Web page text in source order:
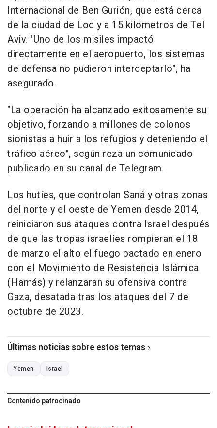
Internacional de Ben Gurión, que está cerca
de la ciudad de Lod y a 15 kilómetros de Tel
Aviv. "Uno de los misiles impactó
directamente en el aeropuerto, los sistemas
de defensa no pudieron interceptarlo", ha
asegurado.
"La operación ha alcanzado exitosamente su
objetivo, forzando a millones de colonos
sionistas a huir a los refugios y deteniendo el
tráfico aéreo", según reza un comunicado
publicado en su canal de Telegram.
Los hutíes, que controlan Saná y otras zonas
del norte y el oeste de Yemen desde 2014,
reiniciaron sus ataques contra Israel después
de que las tropas israelíes rompieran el 18
de marzo el alto el fuego pactado en enero
con el Movimiento de Resistencia Islámica
(Hamás) y relanzaran su ofensiva contra
Gaza, desatada tras los ataques del 7 de
octubre de 2023.
Últimas noticias sobre estos temas
Yemen Israel
Contenido patrocinado